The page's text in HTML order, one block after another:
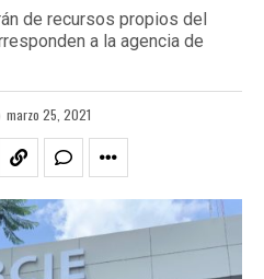
de recursos propios del
a la agencia de
marzo 25, 2021